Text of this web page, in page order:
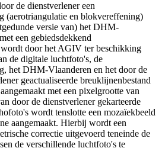
de dienstverlener een
(aerotriangulatie en blokvereffening)
versie van) het DHM-
een gebiedsdekkend
door het AGIV ter beschikking
de digitale luchtfoto's, de
het DHM-Vlaanderen en het door de
geactualiseerde breuklijnenbestand
met een pixelgrootte van
door de dienstverlener gekarteerde
wordt tenslotte een mozaïekbeeld
aangemaakt. Hierbij wordt een
correctie uitgevoerd teneinde de
de verschillende luchtfoto's te